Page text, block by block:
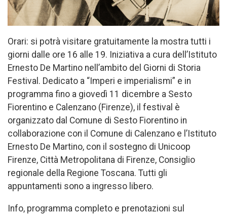
Orari: si potrà visitare gratuitamente la mostra tutti i
giorni dalle ore 16 alle 19. Iniziativa a cura dell’Istituto
Ernesto De Martino nell’ambito del Giorni di Storia
Festival. Dedicato a “Imperi e imperialismi” e in
programma fino a giovedì 11 dicembre a Sesto
Fiorentino e Calenzano (Firenze), il festival è
organizzato dal Comune di Sesto Fiorentino in
collaborazione con il Comune di Calenzano e l’Istituto
Ernesto De Martino, con il sostegno di Unicoop
Firenze, Città Metropolitana di Firenze, Consiglio
regionale della Regione Toscana. Tutti gli
appuntamenti sono a ingresso libero.
Info, programma completo e prenotazioni sul